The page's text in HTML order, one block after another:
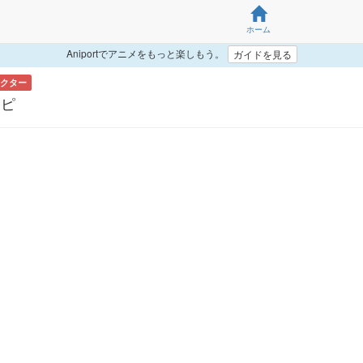
ホーム
Aniportでアニメをもっと楽しもう。 ガイドを見る
ター